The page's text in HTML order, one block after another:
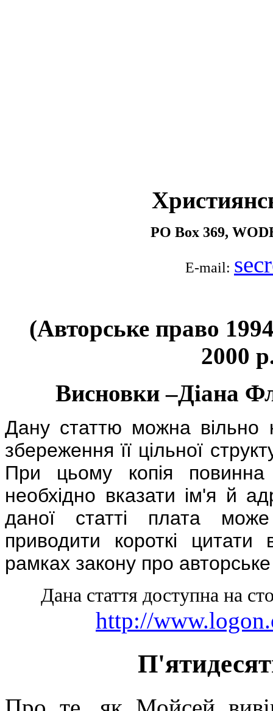
PO Box 369,
E-mail:
(Авторське право
2000
Висновки –Діана
Дану статтю можна вільно
збереження її цільної
При цьому копія
необхідно вказати ім'я й
даної статті плата
приводити короткі
рамках закону про
Дана стаття доступна на
http://